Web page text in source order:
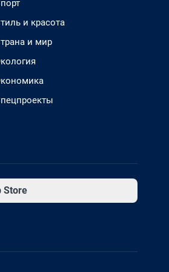
и красота
и мир
Store